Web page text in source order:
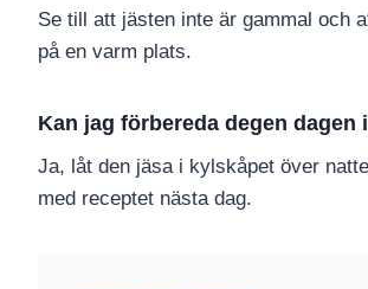
Se till att jästen inte är gammal och
på en varm plats.
Kan jag förbereda degen dagen
Ja, låt den jäsa i kylskåpet över
med receptet nästa dag.